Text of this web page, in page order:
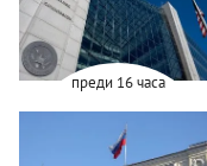
преди 16 часа